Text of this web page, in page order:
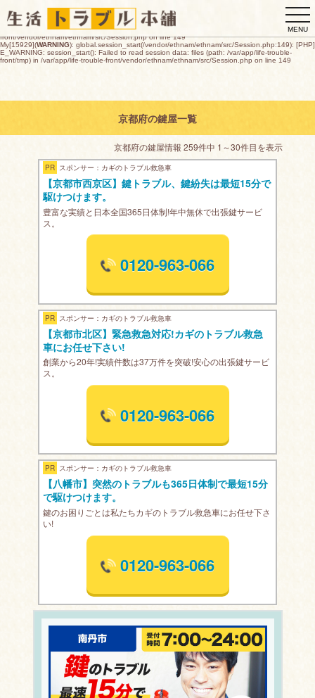
E_WARNING: session_start(): open(/var/app/life-trouble-
front/tmp/sess_ddafdd769d7751a856dd5da0e0ffa820e16407e67ea81265165ac90fd9549b94,
O_RDWR) failed: デバイスに空き領域がありません (28) in /var/app/life-trouble-
front/vendor/ethnam/ethnam/src/Session.php on line 149
My[15929](WARNING): global.session_start(/vendor/ethnam/ethnam/src/Session.php:149): [PHP]
E_WARNING: session_start(): Failed to read session data: files (path: /var/app/life-trouble-
front/tmp) in /var/app/life-trouble-front/vendor/ethnam/ethnam/src/Session.php on line 149
MENU
京都府の鍵屋一覧
京都府の鍵屋情報 259件中 1～30件目を表示
PR スポンサー：カギのトラブル救急車
【京都市西京区】鍵トラブル、鍵紛失は最短15分で
駆けつけます。
豊富な実績と日本全国365日体制!年中無休で出張鍵サービ
ス。
0120-963-066
PR スポンサー：カギのトラブル救急車
【京都市北区】緊急救急対応!カギのトラブル救急
車にお任せ下さい!
創業から20年!実績件数は37万件を突破!安心の出張鍵サービ
ス。
0120-963-066
PR スポンサー：カギのトラブル救急車
【八幡市】突然のトラブルも365日体制で最短15分
で駆けつけます。
鍵のお困りごとは私たちカギのトラブル救急車にお任せ下さ
い!
0120-963-066